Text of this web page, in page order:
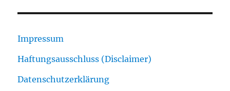
Impressum
Haftungsausschluss (Disclaimer)
Datenschutzerklärung